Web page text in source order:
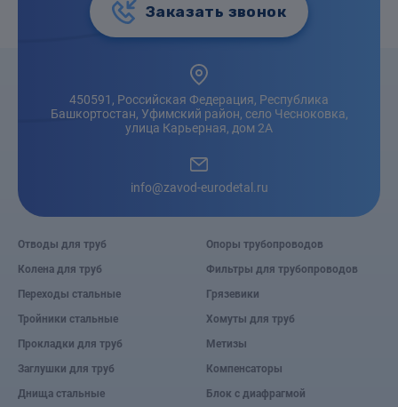
Заказать звонок
450591, Российская Федерация, Республика
Башкортостан, Уфимский район, село Чесноковка,
улица Карьерная, дом 2А
info@zavod-eurodetal.ru
Отводы для труб
Колена для труб
Переходы стальные
Тройники стальные
Прокладки для труб
Заглушки для труб
Днища стальные
Опоры трубопроводов
Фильтры для трубопроводов
Грязевики
Хомуты для труб
Метизы
Компенсаторы
Блок с диафрагмой